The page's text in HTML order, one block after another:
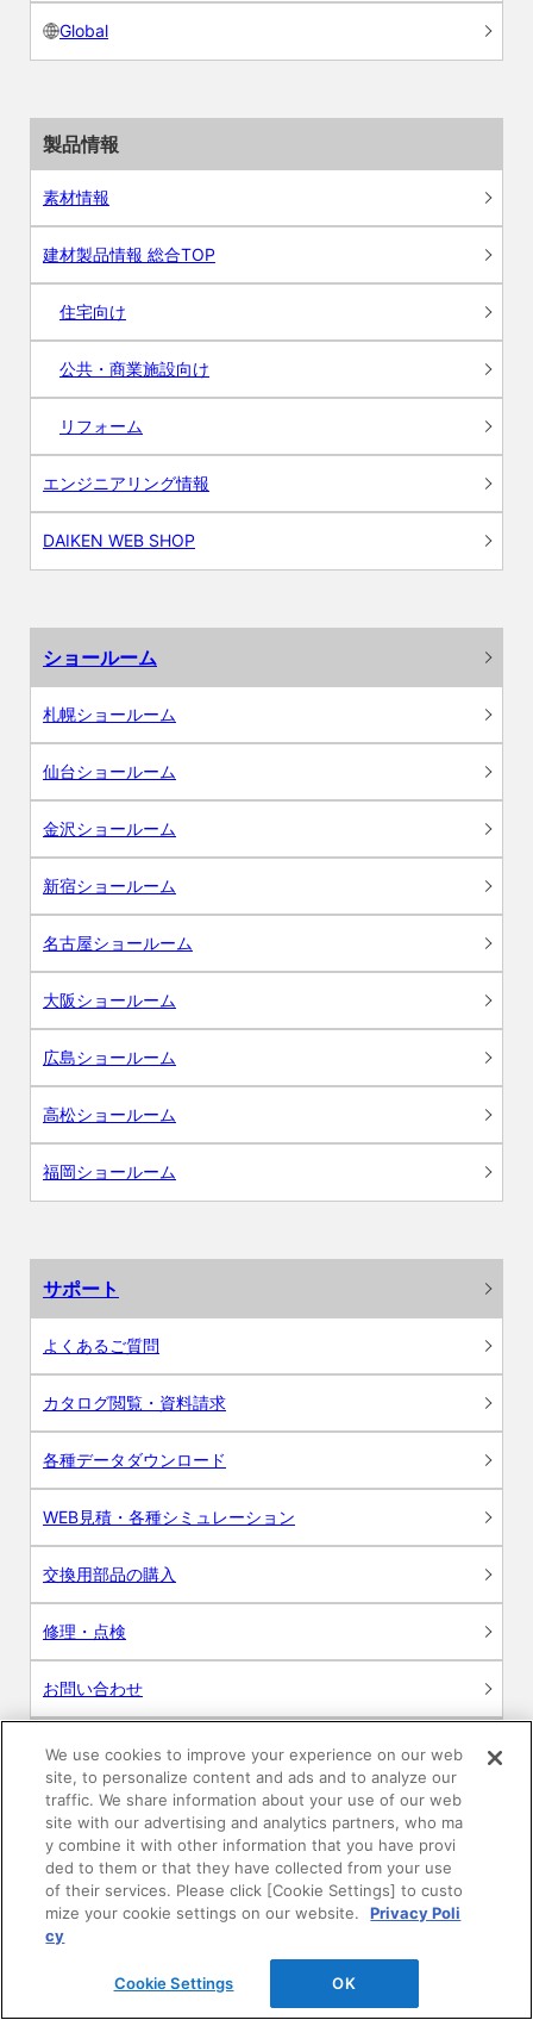
Global
製品情報
素材情報
建材製品情報 総合TOP
住宅向け
公共・商業施設向け
リフォーム
エンジニアリング情報
DAIKEN WEB SHOP
ショールーム
札幌ショールーム
仙台ショールーム
金沢ショールーム
新宿ショールーム
名古屋ショールーム
大阪ショールーム
広島ショールーム
高松ショールーム
福岡ショールーム
サポート
よくあるご質問
カタログ閲覧・資料請求
各種データダウンロード
WEB見積・各種シミュレーション
交換用部品の購入
修理・点検
お問い合わせ
建築・設計関係者様向けサイト
ユーザー登録サービス
WEB見積システム
We use cookies to improve your experience on our web
site, to personalize content and ads and to analyze our
traffic. We share information about your use of our web
site with our advertising and analytics partners, who ma
y combine it with other information that you have provi
ded to them or that they have collected from your use
of their services. Please click [Cookie Settings] to custo
mize your cookie settings on our website.
Privacy Poli
cy
Cookie Settings OK